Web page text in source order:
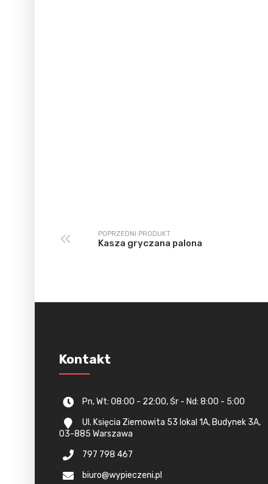
POPRZEDNI PRODUKT
Kasza gryczana palona
Kontakt
Pn, Wt: 08:00 - 22:00, Śr - Nd: 8:00 - 5:00
Ul. Księcia Ziemowita 53 lokal 1A, Budynek 3A,
03-885 Warszawa
797 798 467
biuro@wypieczeni.pl